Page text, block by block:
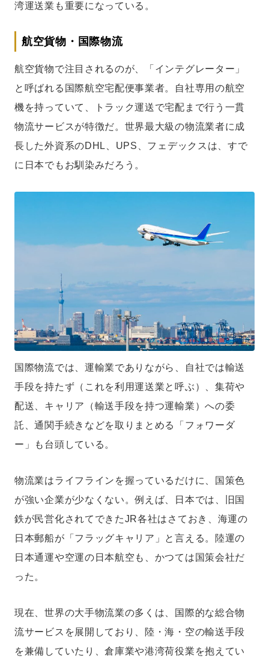
湾運送業も重要になっている。
航空貨物・国際物流
航空貨物で注目されるのが、「インテグレーター」
と呼ばれる国際航空宅配便事業者。自社専用の航空
機を持っていて、トラック運送で宅配まで行う一貫
物流サービスが特徴だ。世界最大級の物流業者に成
長した外資系のDHL、UPS、フェデックスは、すで
に日本でもお馴染みだろう。
国際物流では、運輸業でありながら、自社では輸送
手段を持たず（これを利用運送業と呼ぶ）、集荷や
配送、キャリア（輸送手段を持つ運輸業）への委
託、通関手続きなどを取りまとめる「フォワーダ
ー」も台頭している。
物流業はライフラインを握っているだけに、国策色
が強い企業が少なくない。例えば、日本では、旧国
鉄が民営化されてできたJR各社はさておき、海運の
日本郵船が「フラッグキャリア」と言える。陸運の
日本通運や空運の日本航空も、かつては国策会社だ
った。
現在、世界の大手物流業の多くは、国際的な総合物
流サービスを展開しており、陸・海・空の輸送手段
を兼備していたり、倉庫業や港湾荷役業を抱えてい